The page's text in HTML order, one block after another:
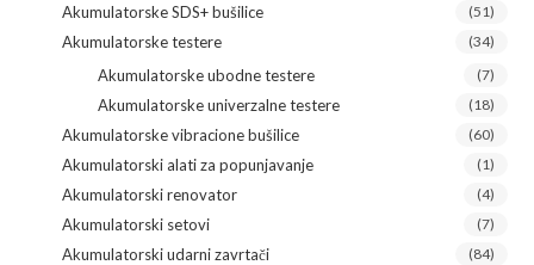
Akumulatorske SDS+ bušilice (51)
Akumulatorske testere (34)
Akumulatorske ubodne testere (7)
Akumulatorske univerzalne testere (18)
Akumulatorske vibracione bušilice (60)
Akumulatorski alati za popunjavanje (1)
Akumulatorski renovator (4)
Akumulatorski setovi (7)
Akumulatorski udarni zavrtači (84)